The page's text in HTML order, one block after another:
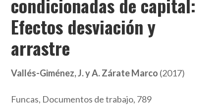
Efectos desviación y
arrastre
Vallés-Giménez, J. y A. Zárate Marco (2017)
Funcas, Documentos de trabajo, 789